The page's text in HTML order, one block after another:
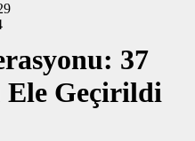
37
Ele Geçirildi